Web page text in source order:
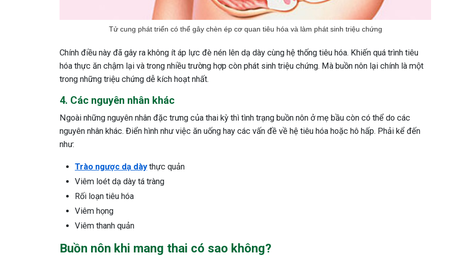
Tử cung phát triển có thể gây chèn ép cơ quan tiêu hóa và làm phát sinh triệu chứng
Chính điều này đã gây ra không ít áp lực đè nén lên dạ dày cùng hệ thống tiêu hóa. Khiến quá trình tiêu
hóa thực ăn chậm lại và trong nhiều trường hợp còn phát sinh triệu chứng. Mà buồn nôn lại chính là một
trong những triệu chứng dễ kích hoạt nhất.
4. Các nguyên nhân khác
Ngoài những nguyên nhân đặc trưng của thai kỳ thì tình trạng buồn nôn ở mẹ bầu còn có thể do các
nguyên nhân khác. Điển hình như việc ăn uống hay các vấn đề về hệ tiêu hóa hoặc hô hấp. Phải kể đến
như:
Trào ngược dạ dàythực quản
Viêm loét dạ dày tá tràng
Rối loạn tiêu hóa
Viêm họng
Viêm thanh quản
Buồn nôn khi mang thai có sao không?